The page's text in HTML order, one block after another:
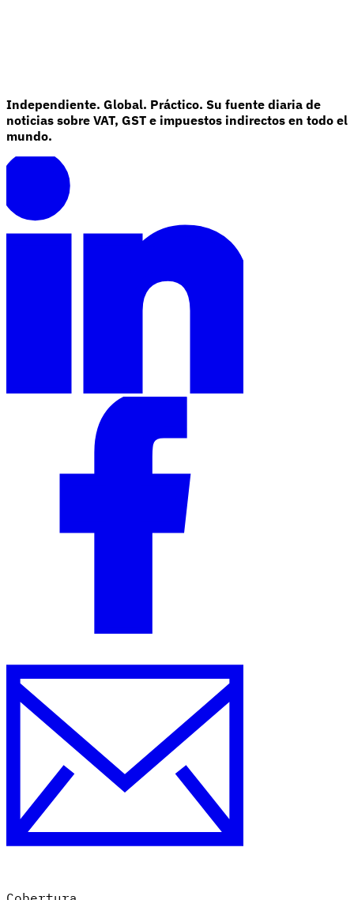
Independiente. Global. Práctico. Su fuente diaria de
noticias sobre VAT, GST e impuestos indirectos en todo el
mundo.